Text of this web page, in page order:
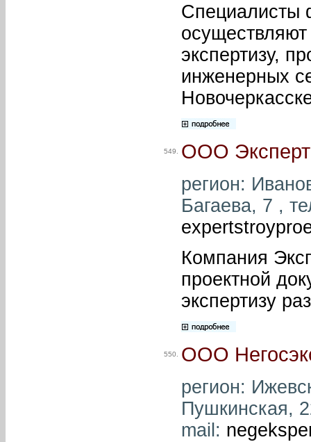
Специалисты
осуществляют
экспертизу,
инженерных
549. ООО
регион:
Багаева, 7 ,
Компания
проектной
экспертизу
550. ООО
регион:
Пушкинская,
mail: